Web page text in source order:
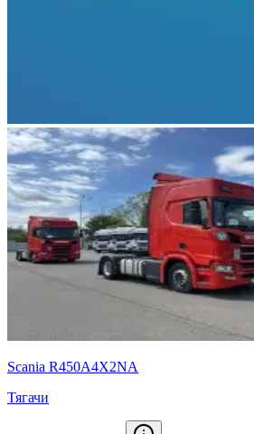
Scania R450A4X2NA
Тягачи